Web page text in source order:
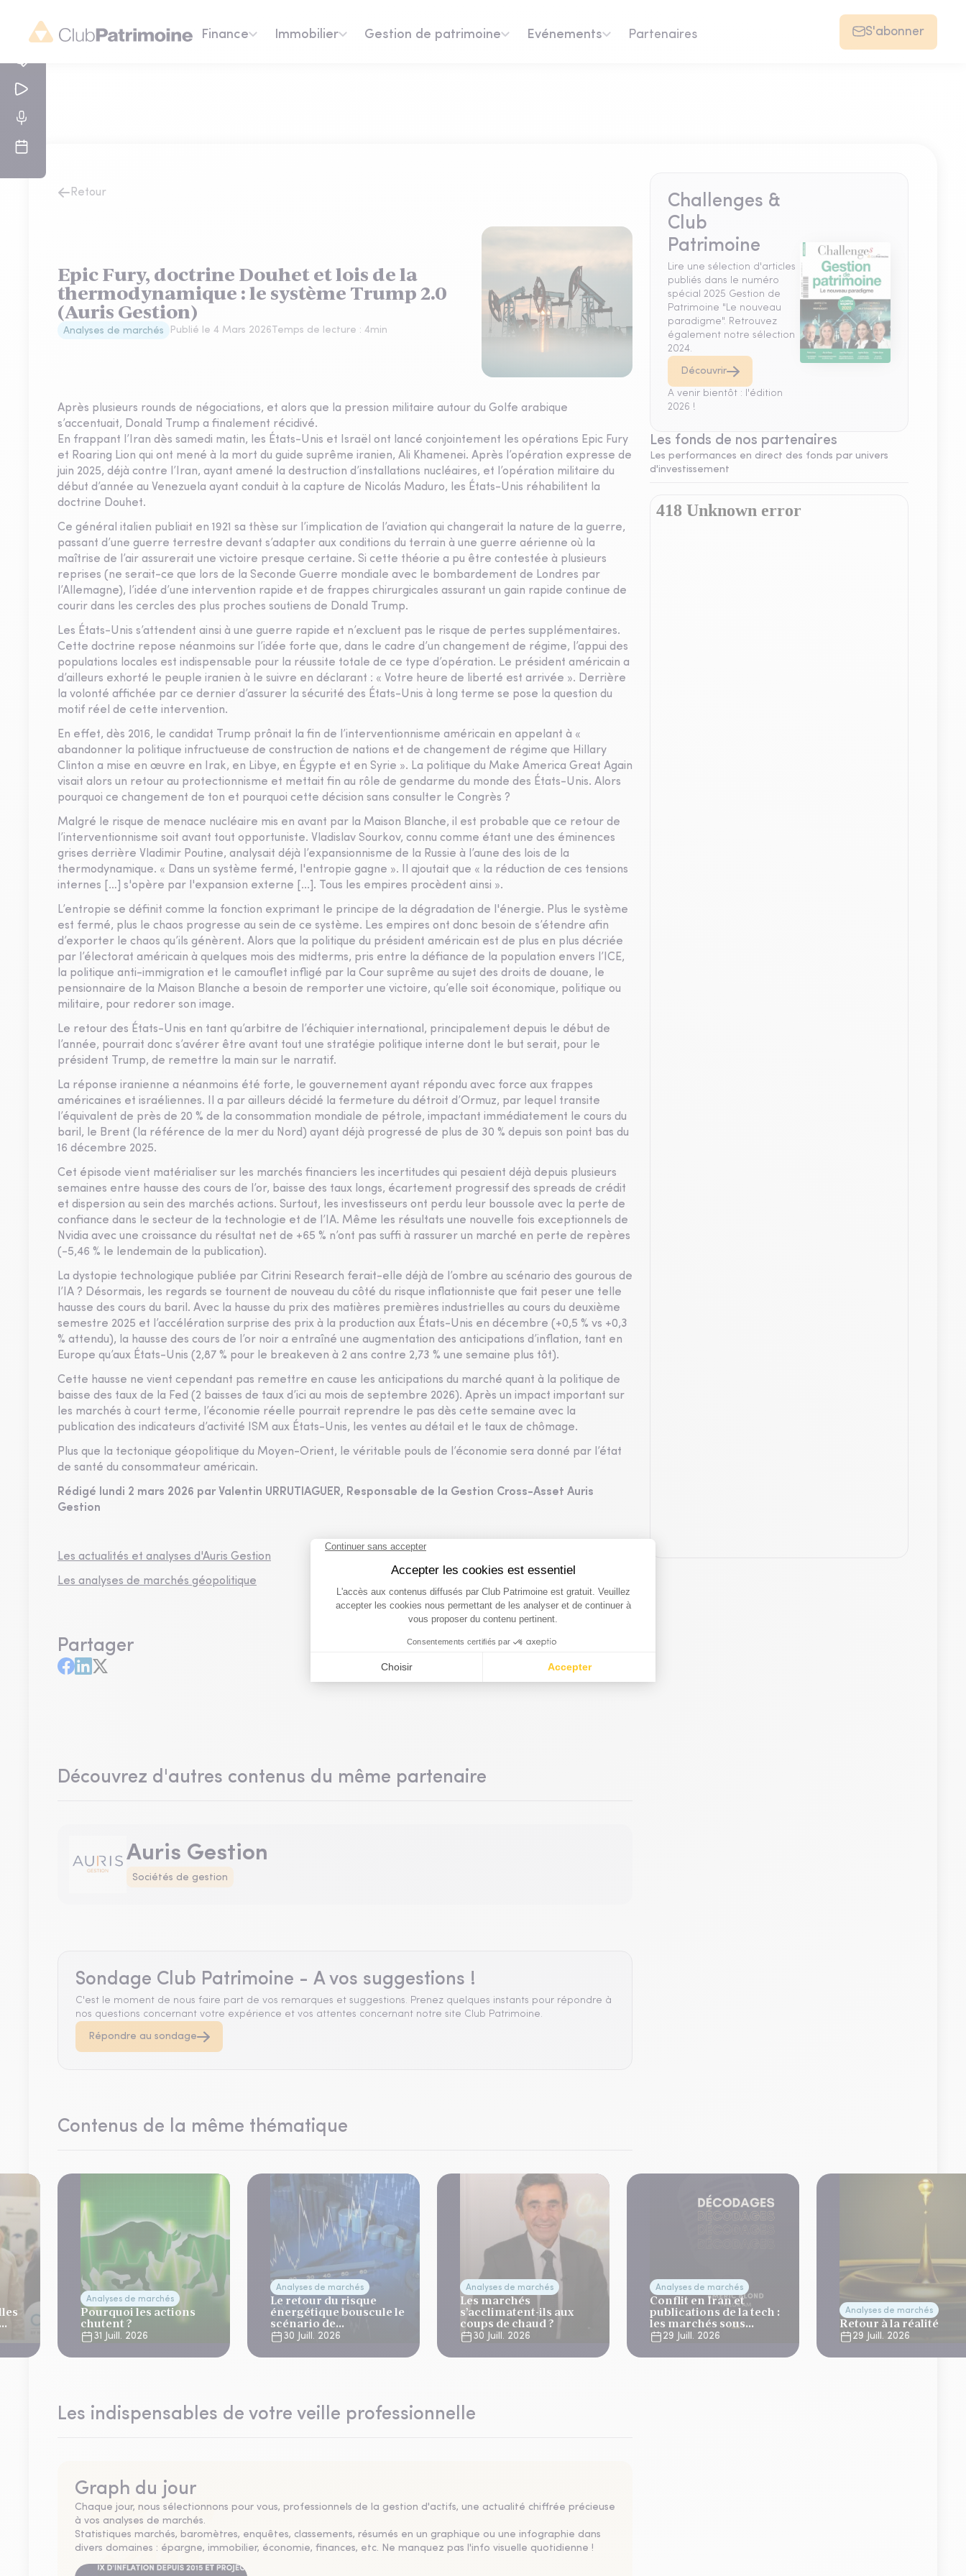
Finance Immobilier Gestion de patrimoine Evénements Partenaires S'abonner
Retour
Epic Fury, doctrine Douhet et lois de la
thermodynamique : le système Trump 2.0
(Auris Gestion)
Analyses de marchés Publié le 4 Mars 2026Temps de lecture : 4min
Après plusieurs rounds de négociations, et alors que la pression militaire autour du Golfe arabique
s’accentuait, Donald Trump a finalement récidivé.
En frappant l’Iran dès samedi matin, les États-Unis et Israël ont lancé conjointement les opérations Epic Fury
et Roaring Lion qui ont mené à la mort du guide suprême iranien, Ali Khamenei. Après l’opération expresse de
juin 2025, déjà contre l’Iran, ayant amené la destruction d’installations nucléaires, et l’opération militaire du
début d’année au Venezuela ayant conduit à la capture de Nicolás Maduro, les États-Unis réhabilitent la
doctrine Douhet.
Ce général italien publiait en 1921 sa thèse sur l’implication de l’aviation qui changerait la nature de la guerre,
passant d’une guerre terrestre devant s’adapter aux conditions du terrain à une guerre aérienne où la
maîtrise de l’air assurerait une victoire presque certaine. Si cette théorie a pu être contestée à plusieurs
reprises (ne serait-ce que lors de la Seconde Guerre mondiale avec le bombardement de Londres par
l’Allemagne), l’idée d’une intervention rapide et de frappes chirurgicales assurant un gain rapide continue de
courir dans les cercles des plus proches soutiens de Donald Trump.
Les États-Unis s’attendent ainsi à une guerre rapide et n’excluent pas le risque de pertes supplémentaires.
Cette doctrine repose néanmoins sur l’idée forte que, dans le cadre d’un changement de régime, l’appui des
populations locales est indispensable pour la réussite totale de ce type d’opération. Le président américain a
d’ailleurs exhorté le peuple iranien à le suivre en déclarant : « Votre heure de liberté est arrivée ». Derrière
la volonté affichée par ce dernier d’assurer la sécurité des États-Unis à long terme se pose la question du
motif réel de cette intervention.
En effet, dès 2016, le candidat Trump prônait la fin de l’interventionnisme américain en appelant à «
abandonner la politique infructueuse de construction de nations et de changement de régime que Hillary
Clinton a mise en œuvre en Irak, en Libye, en Égypte et en Syrie ». La politique du Make America Great Again
visait alors un retour au protectionnisme et mettait fin au rôle de gendarme du monde des États-Unis. Alors
pourquoi ce changement de ton et pourquoi cette décision sans consulter le Congrès ?
Malgré le risque de menace nucléaire mis en avant par la Maison Blanche, il est probable que ce retour de
l’interventionnisme soit avant tout opportuniste. Vladislav Sourkov, connu comme étant une des éminences
grises derrière Vladimir Poutine, analysait déjà l’expansionnisme de la Russie à l’aune des lois de la
thermodynamique. « Dans un système fermé, l'entropie gagne ». Il ajoutait que « la réduction de ces tensions
internes […] s'opère par l'expansion externe [...]. Tous les empires procèdent ainsi ».
L’entropie se définit comme la fonction exprimant le principe de la dégradation de l'énergie. Plus le système
est fermé, plus le chaos progresse au sein de ce système. Les empires ont donc besoin de s’étendre afin
d’exporter le chaos qu’ils génèrent. Alors que la politique du président américain est de plus en plus décriée
par l’électorat américain à quelques mois des midterms, pris entre la défiance de la population envers l’ICE,
la politique anti-immigration et le camouflet infligé par la Cour suprême au sujet des droits de douane, le
pensionnaire de la Maison Blanche a besoin de remporter une victoire, qu’elle soit économique, politique ou
militaire, pour redorer son image.
Le retour des États-Unis en tant qu’arbitre de l’échiquier international, principalement depuis le début de
l’année, pourrait donc s’avérer être avant tout une stratégie politique interne dont le but serait, pour le
président Trump, de remettre la main sur le narratif.
La réponse iranienne a néanmoins été forte, le gouvernement ayant répondu avec force aux frappes
américaines et israéliennes. Il a par ailleurs décidé la fermeture du détroit d’Ormuz, par lequel transite
l’équivalent de près de 20 % de la consommation mondiale de pétrole, impactant immédiatement le cours du
baril, le Brent (la référence de la mer du Nord) ayant déjà progressé de plus de 30 % depuis son point bas du
16 décembre 2025.
Cet épisode vient matérialiser sur les marchés financiers les incertitudes qui pesaient déjà depuis plusieurs
semaines entre hausse des cours de l’or, baisse des taux longs, écartement progressif des spreads de crédit
et dispersion au sein des marchés actions. Surtout, les investisseurs ont perdu leur boussole avec la perte de
confiance dans le secteur de la technologie et de l’IA. Même les résultats une nouvelle fois exceptionnels de
Nvidia avec une croissance du résultat net de +65 % n’ont pas suffi à rassurer un marché en perte de repères
(-5,46 % le lendemain de la publication).
La dystopie technologique publiée par Citrini Research ferait-elle déjà de l’ombre au scénario des gourous de
l’IA ? Désormais, les regards se tournent de nouveau du côté du risque inflationniste que fait peser une telle
hausse des cours du baril. Avec la hausse du prix des matières premières industrielles au cours du deuxième
semestre 2025 et l’accélération surprise des prix à la production aux États-Unis en décembre (+0,5 % vs +0,3
% attendu), la hausse des cours de l’or noir a entraîné une augmentation des anticipations d’inflation, tant en
Europe qu’aux États-Unis (2,87 % pour le breakeven à 2 ans contre 2,73 % une semaine plus tôt).
Cette hausse ne vient cependant pas remettre en cause les anticipations du marché quant à la politique de
baisse des taux de la Fed (2 baisses de taux d’ici au mois de septembre 2026). Après un impact important sur
les marchés à court terme, l’économie réelle pourrait reprendre le pas dès cette semaine avec la
publication des indicateurs d’activité ISM aux États-Unis, les ventes au détail et le taux de chômage.
Plus que la tectonique géopolitique du Moyen-Orient, le véritable pouls de l’économie sera donné par l’état
de santé du consommateur américain.
Rédigé lundi 2 mars 2026 par Valentin URRUTIAGUER, Responsable de la Gestion Cross-Asset Auris
Gestion
Les actualités et analyses d'Auris Gestion
Les analyses de marchés géopolitique
Partager
Découvrez d'autres contenus du même partenaire
Auris Gestion
Sociétés de gestion
Sondage Club Patrimoine - A vos suggestions !
C'est le moment de nous faire part de vos remarques et suggestions. Prenez quelques instants pour répondre à
nos questions concernant votre expérience et vos attentes concernant notre site Club Patrimoine.
Répondre au sondage
Contenus de la même thématique
Analyses de marchés
Pourquoi les actions
chutent ?
31 Juill. 2026
Analyses de marchés
Le retour du risque
énergétique bouscule le
scénario de
normalisation
30 Juill. 2026
Analyses de marchés
Les marchés
s’acclimatent-ils aux
coups de chaud ?
30 Juill. 2026
Analyses de marchés
Conflit en Iran et
publications de la tech :
les marchés sous
tension
29 Juill. 2026
Analyses de marchés
Retour à la réalité
29 Juill. 2026
Les indispensables de votre veille professionnelle
Graph du jour
Chaque jour, nous sélectionnons pour vous, professionnels de la gestion d'actifs, une actualité chiffrée précieuse
à vos analyses de marchés.
Statistiques marchés, baromètres, enquêtes, classements, résumés en un graphique ou une infographie dans
divers domaines : épargne, immobilier, économie, finances, etc. Ne manquez pas l'info visuelle quotidienne !
Challenges &
Club
Patrimoine
Lire une sélection d'articles
publiés dans le numéro
spécial 2025 Gestion de
Patrimoine "Le nouveau
paradigme". Retrouvez
également notre sélection
2024.
Découvrir
A venir bientôt : l'édition
2026 !
Les fonds de nos partenaires
Les performances en direct des fonds par univers
d'investissement